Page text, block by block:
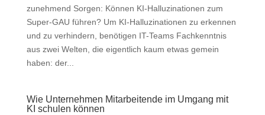
zunehmend Sorgen: Können KI-Halluzinationen zum
Super-GAU führen? Um KI-Halluzinationen zu erkennen
und zu verhindern, benötigen IT-Teams Fachkenntnis
aus zwei Welten, die eigentlich kaum etwas gemein
haben: der...
Wie Unternehmen Mitarbeitende im Umgang mit
KI schulen können